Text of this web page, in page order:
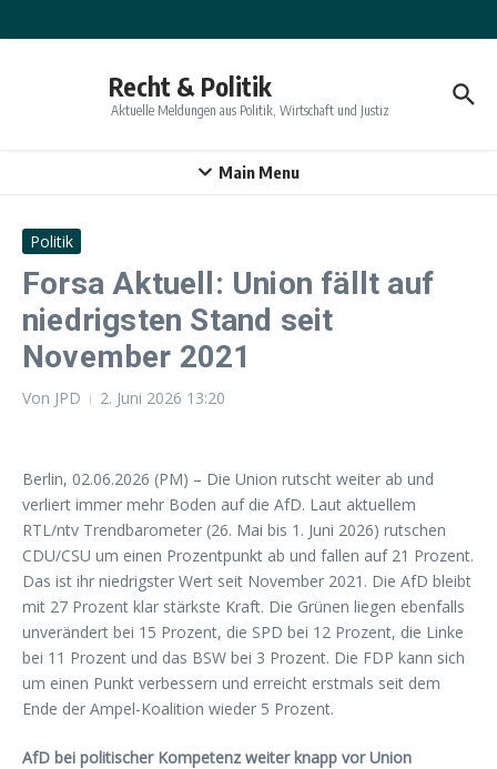
Recht & Politik
Aktuelle Meldungen aus Politik, Wirtschaft und Justiz
Main Menu
Politik
Forsa Aktuell: Union fällt auf
niedrigsten Stand seit
November 2021
Von JPD 2. Juni 2026 13:20
Berlin, 02.06.2026 (PM) – Die Union rutscht weiter ab und
verliert immer mehr Boden auf die AfD. Laut aktuellem
RTL/ntv Trendbarometer (26. Mai bis 1. Juni 2026) rutschen
CDU/CSU um einen Prozentpunkt ab und fallen auf 21 Prozent.
Das ist ihr niedrigster Wert seit November 2021. Die AfD bleibt
mit 27 Prozent klar stärkste Kraft. Die Grünen liegen ebenfalls
unverändert bei 15 Prozent, die SPD bei 12 Prozent, die Linke
bei 11 Prozent und das BSW bei 3 Prozent. Die FDP kann sich
um einen Punkt verbessern und erreicht erstmals seit dem
Ende der Ampel-Koalition wieder 5 Prozent.
AfD bei politischer Kompetenz weiter knapp vor Union